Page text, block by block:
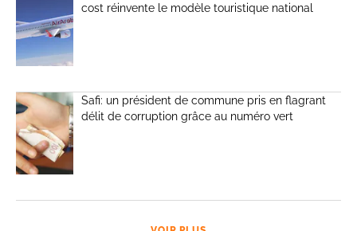
cost réinvente le modèle touristique national
Safi: un président de commune pris en flagrant
délit de corruption grâce au numéro vert